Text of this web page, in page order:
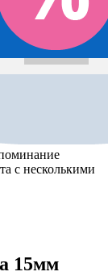
с несколькими
15мм